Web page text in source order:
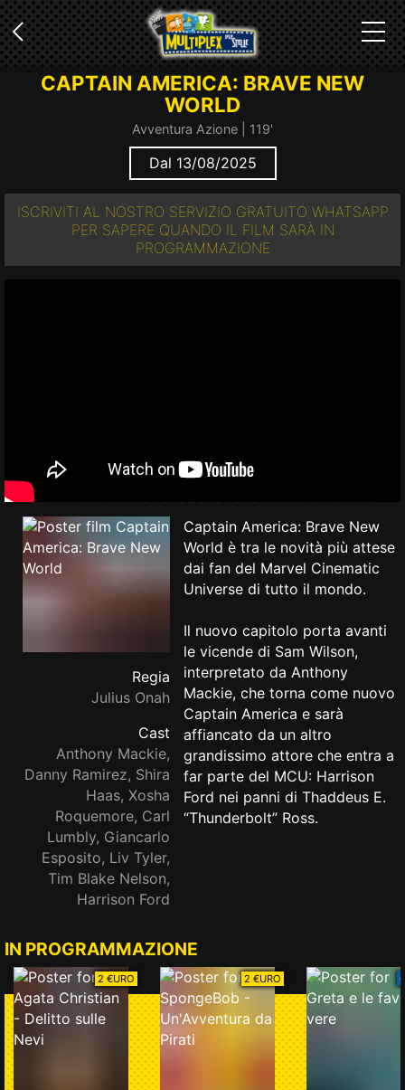
CAPTAIN AMERICA: BRAVE NEW
WORLD
Avventura Azione | 119'
Dal 13/08/2025
ISCRIVITI AL NOSTRO SERVIZIO GRATUITO WHATSAPP
PER SAPERE QUANDO IL FILM SARÀ IN
PROGRAMMAZIONE
Regia
Julius Onah
Cast
Anthony Mackie,
Danny Ramirez, Shira
Haas, Xosha
Roquemore, Carl
Lumbly, Giancarlo
Esposito, Liv Tyler,
Tim Blake Nelson,
Harrison Ford
Captain America: Brave New
World è tra le novità più attese
dai fan del Marvel Cinematic
Universe di tutto il mondo.
Il nuovo capitolo porta avanti
le vicende di Sam Wilson,
interpretato da Anthony
Mackie, che torna come nuovo
Captain America e sarà
affiancato da un altro
grandissimo attore che entra a
far parte del MCU: Harrison
Ford nei panni di Thaddeus E.
“Thunderbolt” Ross.
IN PROGRAMMAZIONE
2 €URO 2 €URO